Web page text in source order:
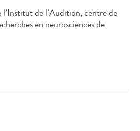
de l’Audition, centre de
en neurosciences de